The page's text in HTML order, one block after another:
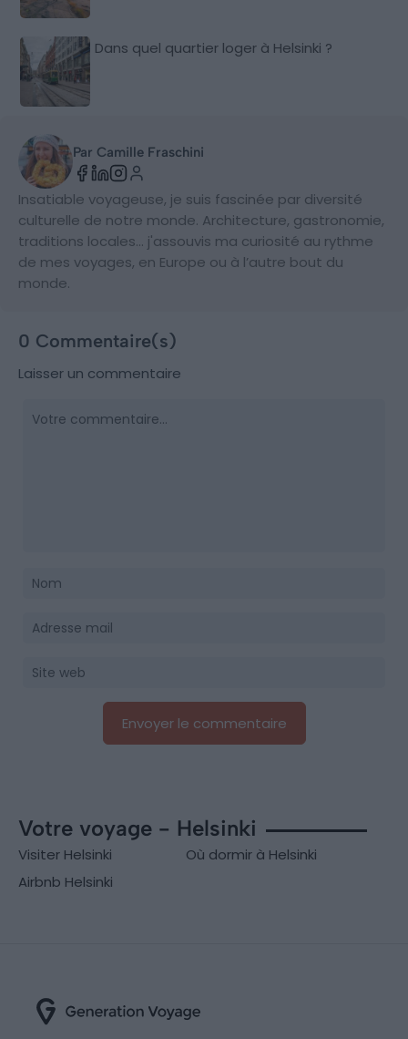
Dans quel quartier loger à Helsinki ?
Par Camille Fraschini
Insatiable voyageuse, je suis fascinée par diversité
culturelle de notre monde. Architecture, gastronomie,
traditions locales… j'assouvis ma curiosité au rythme
de mes voyages, en Europe ou à l’autre bout du
monde.
0 Commentaire(s)
Laisser un commentaire
Votre voyage - Helsinki
Visiter Helsinki
Où dormir à Helsinki
Airbnb Helsinki